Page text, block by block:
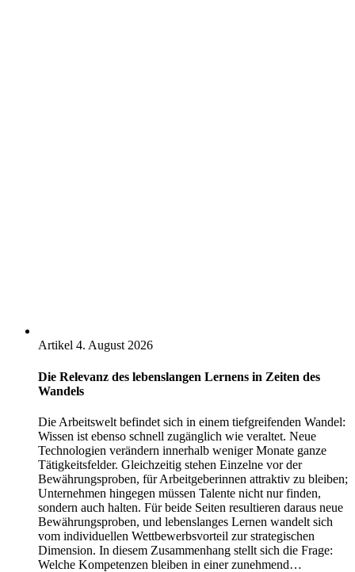
Artikel 4. August 2026
Die Relevanz des lebenslangen Lernens in Zeiten des
Wandels
Die Arbeitswelt befindet sich in einem tiefgreifenden Wandel:
Wissen ist ebenso schnell zugänglich wie veraltet. Neue
Technologien verändern innerhalb weniger Monate ganze
Tätigkeitsfelder. Gleichzeitig stehen Einzelne vor der
Bewährungsproben, für Arbeitgeberinnen attraktiv zu bleiben;
Unternehmen hingegen müssen Talente nicht nur finden,
sondern auch halten. Für beide Seiten resultieren daraus neue
Bewährungsproben, und lebenslanges Lernen wandelt sich
vom individuellen Wettbewerbsvorteil zur strategischen
Dimension. In diesem Zusammenhang stellt sich die Frage:
Welche Kompetenzen bleiben in einer zunehmend…